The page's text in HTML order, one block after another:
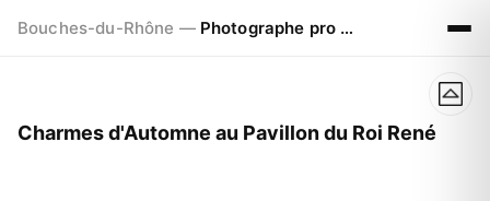
Bouches-du-Rhône — Photographe pro à Marseille - Aix - Avignon
Charmes d'Automne au Pavillon du Roi René